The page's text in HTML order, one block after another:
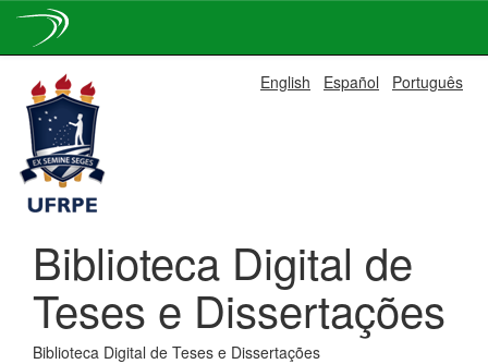
navigation
English Español Português
Biblioteca Digital de
Teses e Dissertações
Biblioteca Digital de Teses e Dissertações